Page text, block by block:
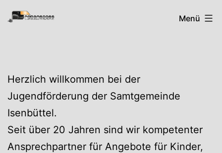
Zum
Inhalt
RabenspassMenü
Herzlich willkommen bei der
Jugendförderung der Samtgemeinde
Isenbüttel.
Seit über 20 Jahren sind wir kompetenter
Ansprechpartner für Angebote für Kinder,